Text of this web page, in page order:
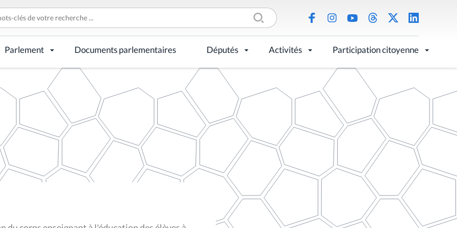
Parlement Documents parlementaires Députés Activités Participation citoyenne